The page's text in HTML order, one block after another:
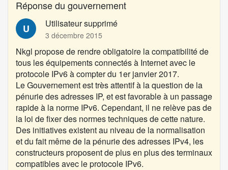
Réponse du gouvernement
U
Utilisateur supprimé
3 décembre 2015
Nkgl propose de rendre obligatoire la compatibilité de
tous les équipements connectés à Internet avec le
protocole IPv6 à compter du 1er janvier 2017.
Le Gouvernement est très attentif à la question de la
pénurie des adresses IP, et est favorable à un passage
rapide à la norme IPv6. Cependant, il ne relève pas de
la loi de fixer des normes techniques de cette nature.
Des initiatives existent au niveau de la normalisation
et du fait même de la pénurie des adresses IPv4, les
constructeurs proposent de plus en plus des terminaux
compatibles avec le protocole IPv6.